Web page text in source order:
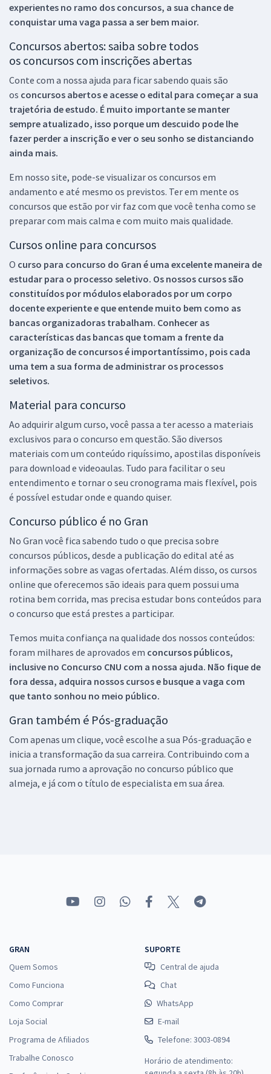
experientes no ramo dos concursos, a sua chance de
conquistar uma vaga passa a ser bem maior.
Concursos abertos: saiba sobre todos
os concursos com inscrições abertas
Conte com a nossa ajuda para ficar sabendo quais são
os concursos abertos e acesse o edital para começar a sua
trajetória de estudo. É muito importante se manter
sempre atualizado, isso porque um descuido pode lhe
fazer perder a inscrição e ver o seu sonho se distanciando
ainda mais.
Em nosso site, pode-se visualizar os concursos em
andamento e até mesmo os previstos. Ter em mente os
concursos que estão por vir faz com que você tenha como se
preparar com mais calma e com muito mais qualidade.
Cursos online para concursos
O curso para concurso do Gran é uma excelente maneira de
estudar para o processo seletivo. Os nossos cursos são
constituídos por módulos elaborados por um corpo
docente experiente e que entende muito bem como as
bancas organizadoras trabalham. Conhecer as
características das bancas que tomam a frente da
organização de concursos é importantíssimo, pois cada
uma tem a sua forma de administrar os processos
seletivos.
Material para concurso
Ao adquirir algum curso, você passa a ter acesso a materiais
exclusivos para o concurso em questão. São diversos
materiais com um conteúdo riquíssimo, apostilas disponíveis
para download e videoaulas. Tudo para facilitar o seu
entendimento e tornar o seu cronograma mais flexível, pois
é possível estudar onde e quando quiser.
Concurso público é no Gran
No Gran você fica sabendo tudo o que precisa sobre
concursos públicos, desde a publicação do edital até as
informações sobre as vagas ofertadas. Além disso, os cursos
online que oferecemos são ideais para quem possui uma
rotina bem corrida, mas precisa estudar bons conteúdos para
o concurso que está prestes a participar.
Temos muita confiança na qualidade dos nossos conteúdos:
foram milhares de aprovados em concursos públicos,
inclusive no Concurso CNU com a nossa ajuda. Não fique de
fora dessa, adquira nossos cursos e busque a vaga com
que tanto sonhou no meio público.
Gran também é Pós-graduação
Com apenas um clique, você escolhe a sua Pós-graduação e
inicia a transformação da sua carreira. Contribuindo com a
sua jornada rumo a aprovação no concurso público que
almeja, e já com o título de especialista em sua área.
GRAN
Quem Somos
Como Funciona
Como Comprar
Loja Social
Programa de Afiliados
Trabalhe Conosco
SUPORTE
Central de ajuda
Chat
WhatsApp
E-mail
Telefone: 3003-0894
Horário de atendimento: